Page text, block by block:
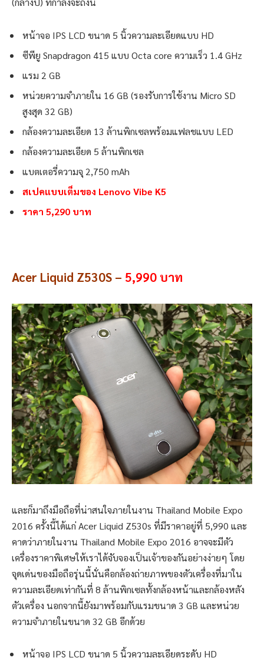
หน้าจอ IPS LCD ขนาด 5 นิ้วความละเอียดแบบ HD
ซีพียู Snapdragon 415 แบบ Octa core ความเร็ว 1.4 GHz
แรม 2 GB
หน่วยความจำภายใน 16 GB (รองรับการใช้งาน Micro SD
สูงสุด 32 GB)
กล้องความละเอียด 13 ล้านพิกเซลพร้อมแฟลชแบบ LED
กล้องความละเอียด 5 ล้านพิกเซล
แบตเตอรี่ความจุ 2,750 mAh
สเปคแบบเต็มของ Lenovo Vibe K5
ราคา 5,290 บาท
Acer Liquid Z530S – 5,990 บาท
และก็มาถึงมือถือที่น่าสนใจภายในงาน Thailand Mobile Expo
2016 ครั้งนี้ได้แก่ Acer Liquid Z530s ที่มีราคาอยู่ที่ 5,990 และ
คาดว่าภายในงาน Thailand Mobile Expo 2016 อาจจะมีตัว
เครื่องราคาพิเศษให้เราได้จับจองเป็นเจ้าของกันอย่างง่ายๆ โดย
จุดเด่นของมือถือรุ่นนี้นั่นคือกล้องถ่ายภาพของตัวเครื่องที่มาใน
ความละเอียดเท่ากันที่ 8 ล้านพิกเซลทั้งกล้องหน้าและกล้องหลัง
ตัวเครื่อง นอกจากนี้ยังมาพร้อมกับแรมขนาด 3 GB และหน่วย
ความจำภายในขนาด 32 GB อีกด้วย
หน้าจอ IPS LCD ขนาด 5 นิ้วความละเอียดระดับ HD